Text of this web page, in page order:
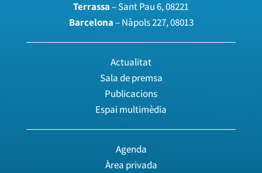
Terrassa– Sant Pau 6, 08221
Barcelona– Nàpols 227, 08013
Actualitat
Sala de premsa
Publicacions
Espai multimèdia
Agenda
Àrea privada